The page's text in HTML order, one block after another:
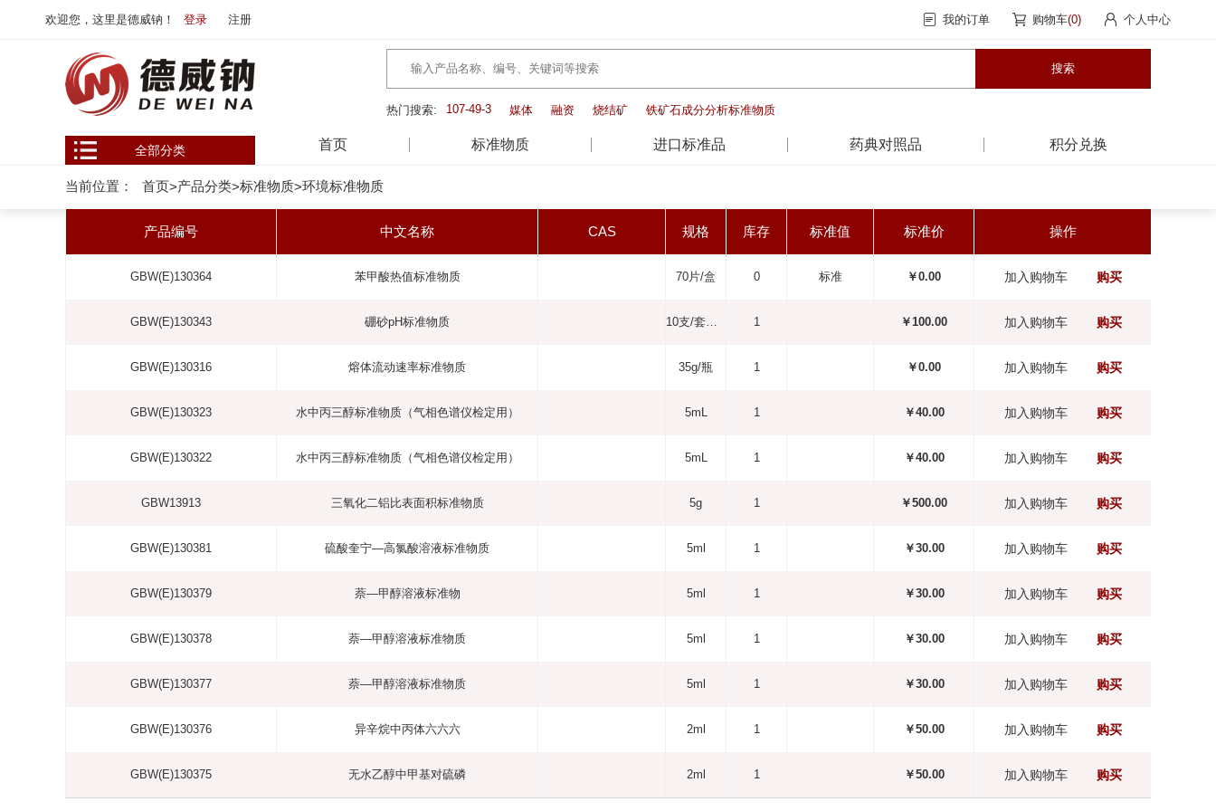
欢迎您，这里是德威钠！ 登录 注册 我的订单 购物车(0) 个人中心
热门搜索: 107-49-3 媒体 融资 烧结矿 铁矿石成分分析标准物质
全部分类 首页 标准物质 进口标准品 药典对照品 积分兑换
当前位置： 首页>产品分类>标准物质>环境标准物质
产品编号 中文名称 CAS 规格 库存 标准值 标准价 操作
GBW(E)130364 苯甲酸热值标准物质 70片/盒 0 标准 ￥0.00 加入购物车 购买
GBW(E)130343 硼砂pH标准物质 10支/套或250ml/瓶 1 ￥100.00 加入购物车 购买
GBW(E)130316 熔体流动速率标准物质 35g/瓶 1 ￥0.00 加入购物车 购买
GBW(E)130323 水中丙三醇标准物质（气相色谱仪检定用） 5mL 1 ￥40.00 加入购物车 购买
GBW(E)130322 水中丙三醇标准物质（气相色谱仪检定用） 5mL 1 ￥40.00 加入购物车 购买
GBW13913 三氧化二铝比表面积标准物质 5g 1 ￥500.00 加入购物车 购买
GBW(E)130381 硫酸奎宁―高氯酸溶液标准物质 5ml 1 ￥30.00 加入购物车 购买
GBW(E)130379 萘―甲醇溶液标准物 5ml 1 ￥30.00 加入购物车 购买
GBW(E)130378 萘―甲醇溶液标准物质 5ml 1 ￥30.00 加入购物车 购买
GBW(E)130377 萘―甲醇溶液标准物质 5ml 1 ￥30.00 加入购物车 购买
GBW(E)130376 异辛烷中丙体六六六 2ml 1 ￥50.00 加入购物车 购买
GBW(E)130375 无水乙醇中甲基对硫磷 2ml 1 ￥50.00 加入购物车 购买